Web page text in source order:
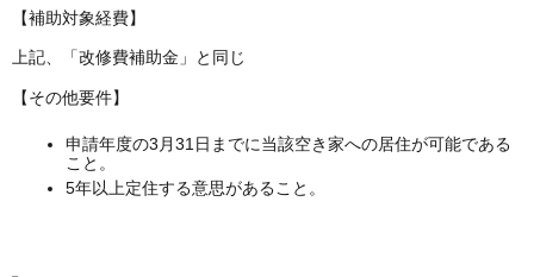
【補助対象経費】
上記、「改修費補助金」と同じ
【その他要件】
申請年度の3月31日までに当該空き家への居住が可能である
こと。
5年以上定住する意思があること。